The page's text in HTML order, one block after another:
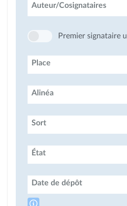
Auteur/Cosignataires
Premier signataire
Place
Alinéa
Sort
État
Date de dépôt